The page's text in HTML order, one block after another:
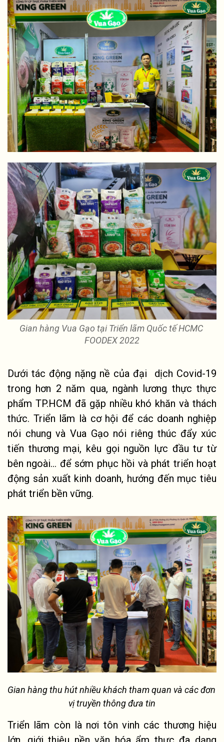
Gian hàng Vua Gạo tại Triển lãm Quốc tế HCMC
FOODEX 2022
Dưới tác động nặng nề của đại  dịch Covid-19
trong hơn 2 năm qua, ngành lương thực thực
phẩm TP.HCM đã gặp nhiều khó khăn và thách
thức. Triển lãm là cơ hội để các doanh nghiệp
nói chung và Vua Gạo nói riêng thúc đẩy xúc
tiến thương mại, kêu gọi nguồn lực đầu tư từ
bên ngoài... để sớm phục hồi và phát triển hoạt
động sản xuất kinh doanh, hướng đến mục tiêu
phát triển bền vững.
Gian hàng thu hút nhiều khách tham quan và các đơn
vị truyền thông đưa tin
Triển lãm còn là nơi tôn vinh các thương hiệu